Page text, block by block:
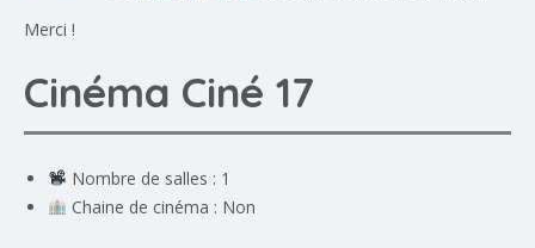
Merci !
Cinéma Ciné 17
Nombre de salles : 1
Chaine de cinéma : Non